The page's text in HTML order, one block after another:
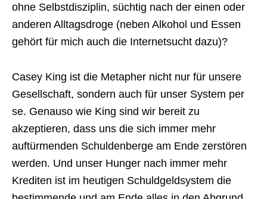
ohne Selbstdisziplin, süchtig nach der einen oder
anderen Alltagsdroge (neben Alkohol und Essen
gehört für mich auch die Internetsucht dazu)?
Casey King ist die Metapher nicht nur für unsere
Gesellschaft, sondern auch für unser System per
se. Genauso wie King sind wir bereit zu
akzeptieren, dass uns die sich immer mehr
auftürmenden Schuldenberge am Ende zerstören
werden. Und unser Hunger nach immer mehr
Krediten ist im heutigen Schuldgeldsystem die